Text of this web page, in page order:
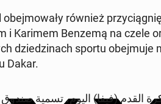
również
i Karimem Benzemą na czele
dzie­dzi­nach sportu obej­mu­je
Dakar.
القدم (فيفا) اليوم، تسمية صندوق